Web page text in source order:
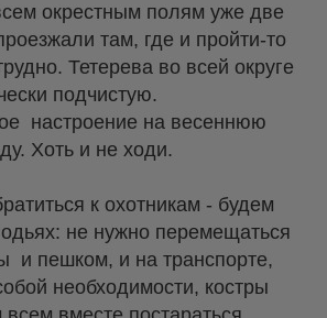
окрестным полям уже две
там, где и пройти-то
Тетерева во всей округе
подчистую.
настроение на весеннюю
Хоть и не ходи.
к охотникам - будем
не нужно перемещаться
и пешком, и на транспорте,
необходимости, костры